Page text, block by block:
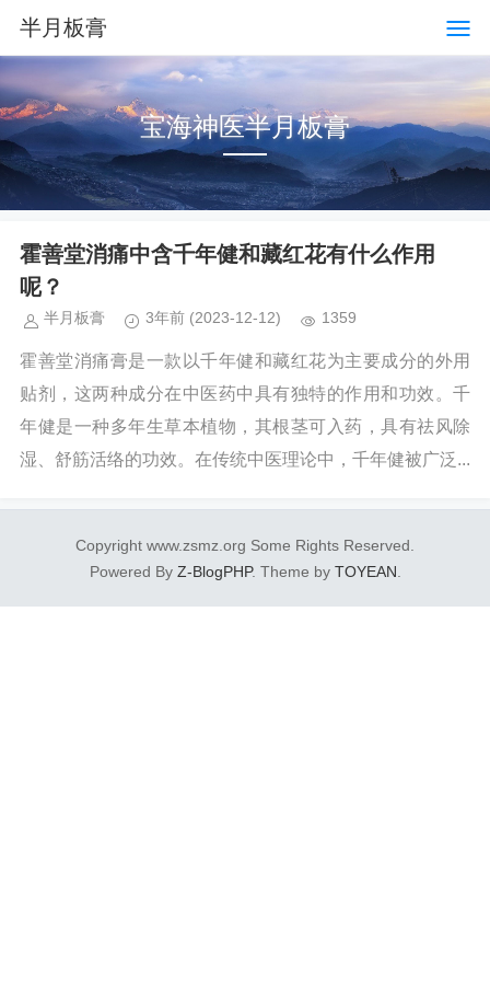
半月板膏
宝海神医半月板膏
霍善堂消痛中含千年健和藏红花有什么作用
呢？
半月板膏 3年前 (2023-12-12) 1359
霍善堂消痛膏是一款以千年健和藏红花为主要成分的外用
贴剂，这两种成分在中医药中具有独特的作用和功效。千
年健是一种多年生草本植物，其根茎可入药，具有祛风除
湿、舒筋活络的功效。在传统中医理论中，千年健被广泛...
Copyright www.zsmz.org Some Rights Reserved.
Powered By Z-BlogPHP. Theme by TOYEAN